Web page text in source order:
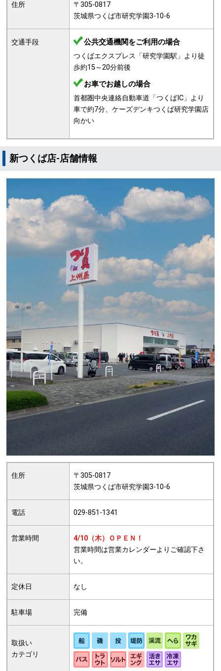
住所
〒305-0817
茨城県つくば市研究学園3-10-6
交通手段 公共交通機関をご利用の場合
つくばエクスプレス「研究学園駅」より徒
歩約15～20分前後
お車でお越しの場合
首都圏中央連絡自動車道「つくばIC」より
車で約7分、ケーズデンキつくば研究学園店
向かい
新つくば店-店舗情報
住所
〒305-0817
茨城県つくば市研究学園3-10-6
電話 029-851-1341
営業時間
4/10（木）ＯＰＥＮ！
営業時間は営業カレンダーよりご確認下さ
い。
定休日 なし
駐車場 完備
取扱い
カテゴリ